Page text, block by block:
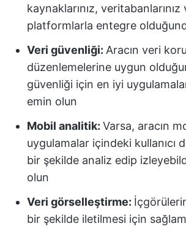
kaynaklarınız,
platformlarla entegre
Veri güvenliği: Aracın veri
düzenlemelerine uygun
güvenliği için en iyi
emin olun
Mobil analitik: Varsa, aracın
uygulamalar içindeki kullanıcı
bir şekilde analiz edip
olun
Veri görselleştirme:
bir şekilde iletilmesi için sağlam